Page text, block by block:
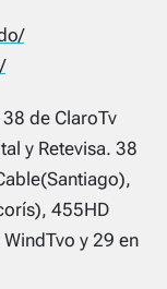
de ClaroTv
y Retevisa. 38
455HD
y 29 en